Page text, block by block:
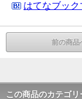
はてなブッ
前の商品
この商品のカテゴリ